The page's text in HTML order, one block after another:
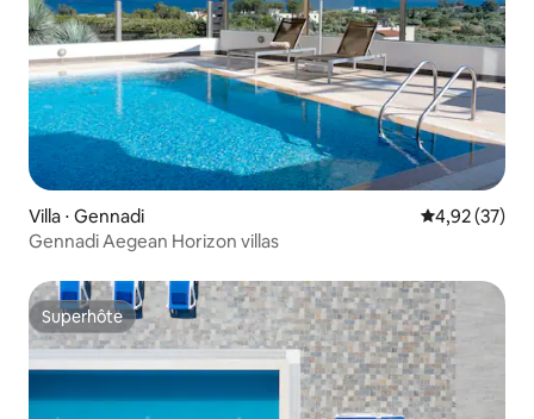
Villa ⋅ Gennadi Évaluation
4,92 (37)
Gennadi Aegean Horizon villas
Superhôte
Superhôte